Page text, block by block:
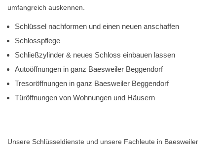
umfangreich auskennen.
Schlüssel nachformen und einen neuen anschaffen
Schlosspflege
Schließzylinder & neues Schloss einbauen lassen
Autoöffnungen in ganz Baesweiler Beggendorf
Tresoröffnungen in ganz Baesweiler Beggendorf
Türöffnungen von Wohnungen und Häusern
Unsere Schlüsseldienste und unsere Fachleute in Baesweiler